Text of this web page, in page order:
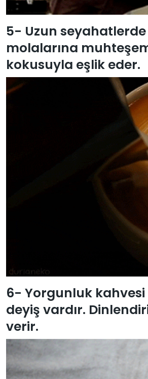
5- Uzun
molalarına
kokusuyla eşlik eder.
6- Yorgunluk kahvesi
deyiş vardır.
verir.